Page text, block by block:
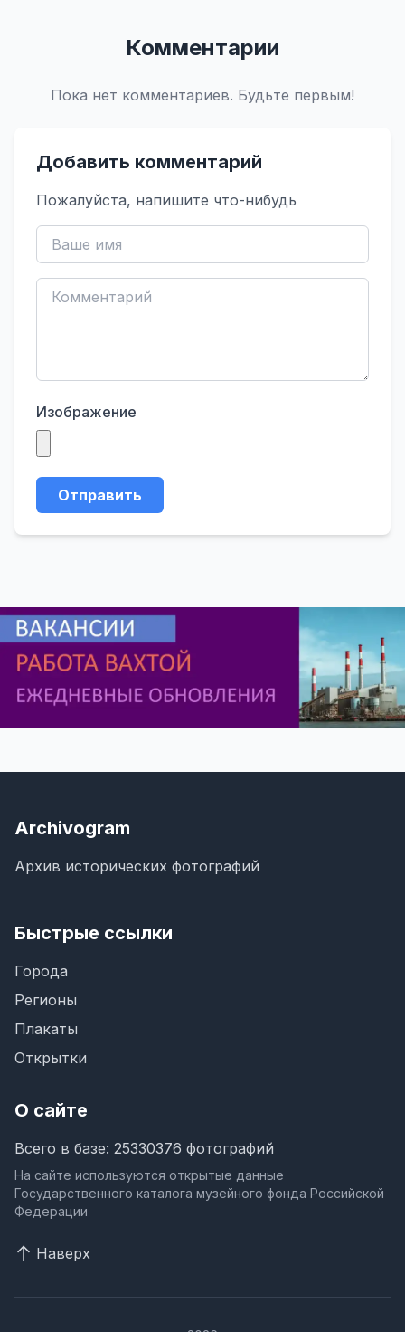
Комментарии
Пока нет комментариев. Будьте первым!
Добавить комментарий
Пожалуйста, напишите что-нибудь
Изображение
Отправить
Archivogram
Архив исторических фотографий
Быстрые ссылки
Города
Регионы
Плакаты
Открытки
О сайте
Всего в базе: 25330376 фотографий
На сайте используются открытые данные
Государственного каталога музейного фонда Российской
Федерации
Наверх